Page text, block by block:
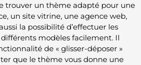
trouver un thème adapté pour une
un site vitrine, une agence web,
la possibilité d’effectuer les
modèles facilement. Il
de « glisser-déposer »
que le thème vous donne une